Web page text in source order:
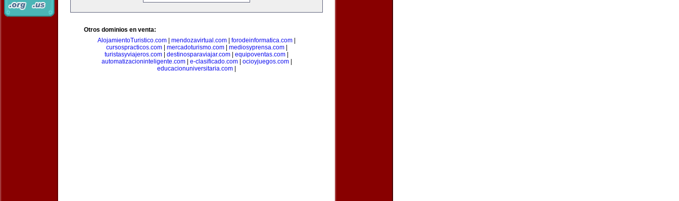
Otros dominios en venta:
AlojamientoTuristico.com
mendozavirtual.com forodeinformatica.com
cursospracticos.com| mercadoturismo.com| mediosyprensa.com|
turistasyviajeros.com
destinosparaviajar.com equipoventas.com
automatizacioninteligente.com| e-clasificado.com| ocioyjuegos.com|
educacionuniversitaria.com